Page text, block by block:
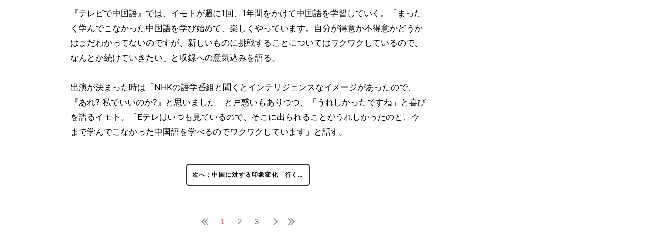
『テレビで中国語』では、イモトが週に1回、1年間をかけて中国語を学習していく。「まった
く学んでこなかった中国語を学び始めて、楽しくやっています。自分が得意か不得意かどうか
はまだわかってないのですが、新しいものに挑戦することについてはワクワクしているので、
なんとか続けていきたい」と収録への意気込みを語る。
出演が決まった時は「NHKの語学番組と聞くとインテリジェンスなイメージがあったので、
『あれ? 私でいいのか?』と思いました」と戸惑いもありつつ、「うれしかったですね」と喜び
を語るイモト。「Eテレはいつも見ているので、そこに出られることがうれしかったのと、今
まで学んでこなかった中国語を学べるのでワクワクしています」と話す。
次へ：中国に対する印象変化「行く…
1 2 3